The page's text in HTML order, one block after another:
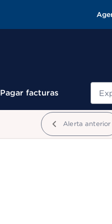
Pagar facturas
Alerta anterior